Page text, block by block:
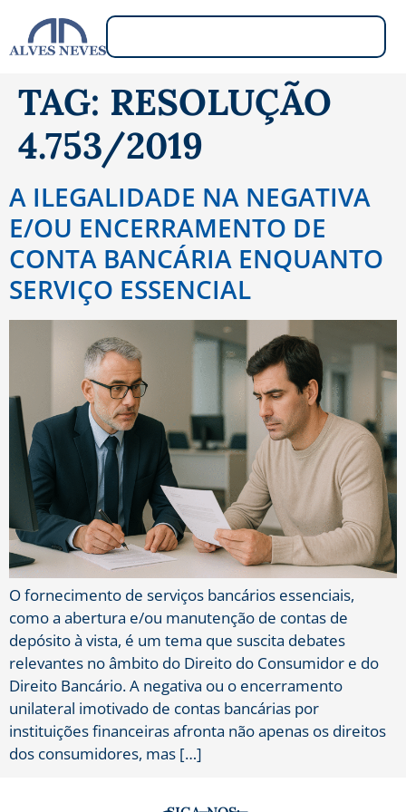
TAG: RESOLUÇÃO
4.753/2019
A ILEGALIDADE NA NEGATIVA
E/OU ENCERRAMENTO DE
CONTA BANCÁRIA ENQUANTO
SERVIÇO ESSENCIAL
O fornecimento de serviços bancários essenciais,
como a abertura e/ou manutenção de contas de
depósito à vista, é um tema que suscita debates
relevantes no âmbito do Direito do Consumidor e do
Direito Bancário. A negativa ou o encerramento
unilateral imotivado de contas bancárias por
instituições financeiras afronta não apenas os direitos
dos consumidores, mas […]